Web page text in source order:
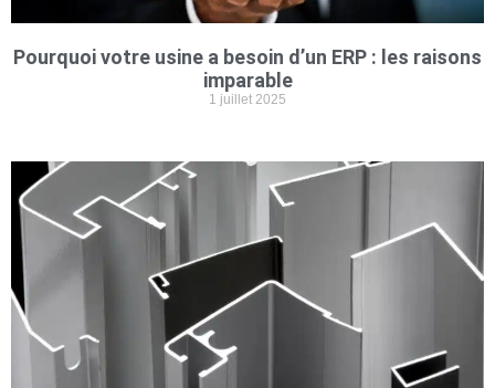
Pourquoi votre usine a besoin d’un ERP : les raisons
imparable
1 juillet 2025